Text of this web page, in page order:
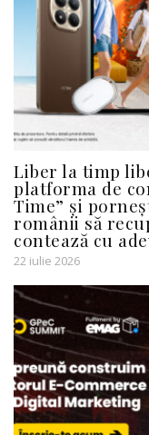
Liber la timp
platforma de
Time” și
românii să
contează cu
22 iulie 2026